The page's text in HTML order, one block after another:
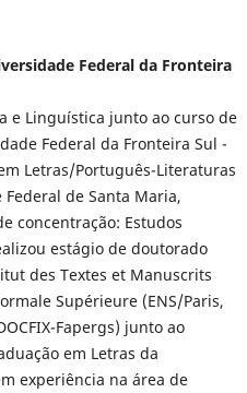
Federal da Fronteira
e Linguística junto ao curso de
Federal da Fronteira Sul -
Letras/Português-Literaturas
de Santa Maria,
concentração: Estudos
estágio de doutorado
des Textes et Manuscrits
Supérieure (ENS/Paris,
Fapergs) junto ao
em Letras da
experiência na área de